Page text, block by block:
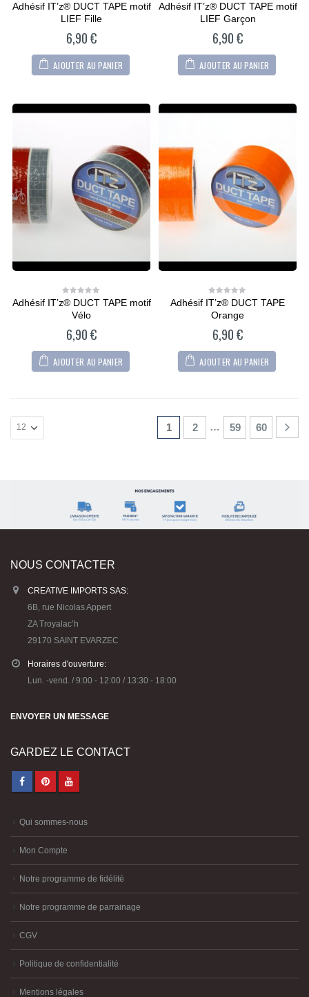
0
out
of
Adhésif IT’z® DUCT TAPE motif
LIEF Fille
6,90€
AJOUTER AU PANIER
0
out
of
Adhésif IT’z® DUCT TAPE motif
LIEF Garçon
6,90€
AJOUTER AU PANIER
0
Adhésif IT’z® DUCT TAPE motif
Vélo
6,90€
AJOUTER AU PANIER
0
of
Adhésif IT’z® DUCT TAPE
Orange
6,90€
AJOUTER AU PANIER
1 2 … 59 60
NOUS CONTACTER
CREATIVE IMPORTS SAS:
6B, rue Nicolas Appert
ZA Troyalac’h
29170 SAINT EVARZEC
Horaires d'ouverture:
Lun. -vend. / 9:00 - 12:00 / 13:30 - 18:00
ENVOYER UN MESSAGE
GARDEZ LE CONTACT
Qui sommes-nous
Mon Compte
Notre programme de fidélité
Notre programme de parrainage
CGV
Politique de confidentialité
Mentions légales